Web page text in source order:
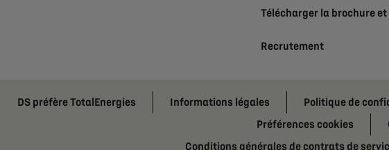
Télécharger la brochure
Recrutement
DS préfère TotalEnergies Informations légales Politique de
Préférences cookies
Conditions générales de contrats de